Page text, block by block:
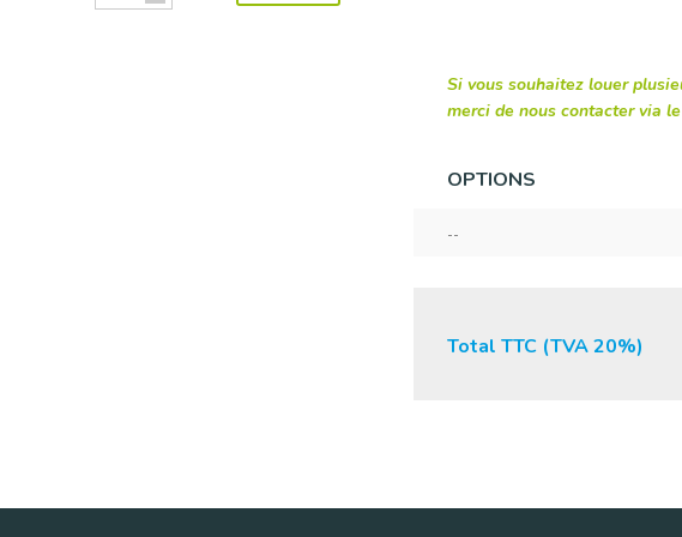
Si vous souhaitez louer
merci de nous contacter via
OPTIONS
--
Total TTC (TVA 20%)